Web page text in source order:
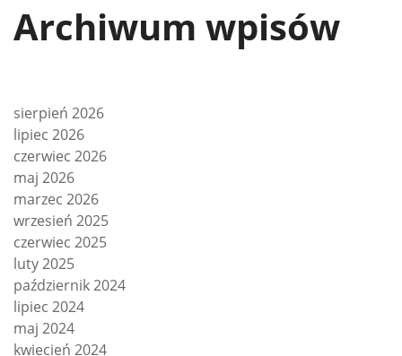
Archiwum wpisów
sierpień 2026
lipiec 2026
czerwiec 2026
maj 2026
marzec 2026
wrzesień 2025
czerwiec 2025
luty 2025
październik 2024
lipiec 2024
maj 2024
kwiecień 2024